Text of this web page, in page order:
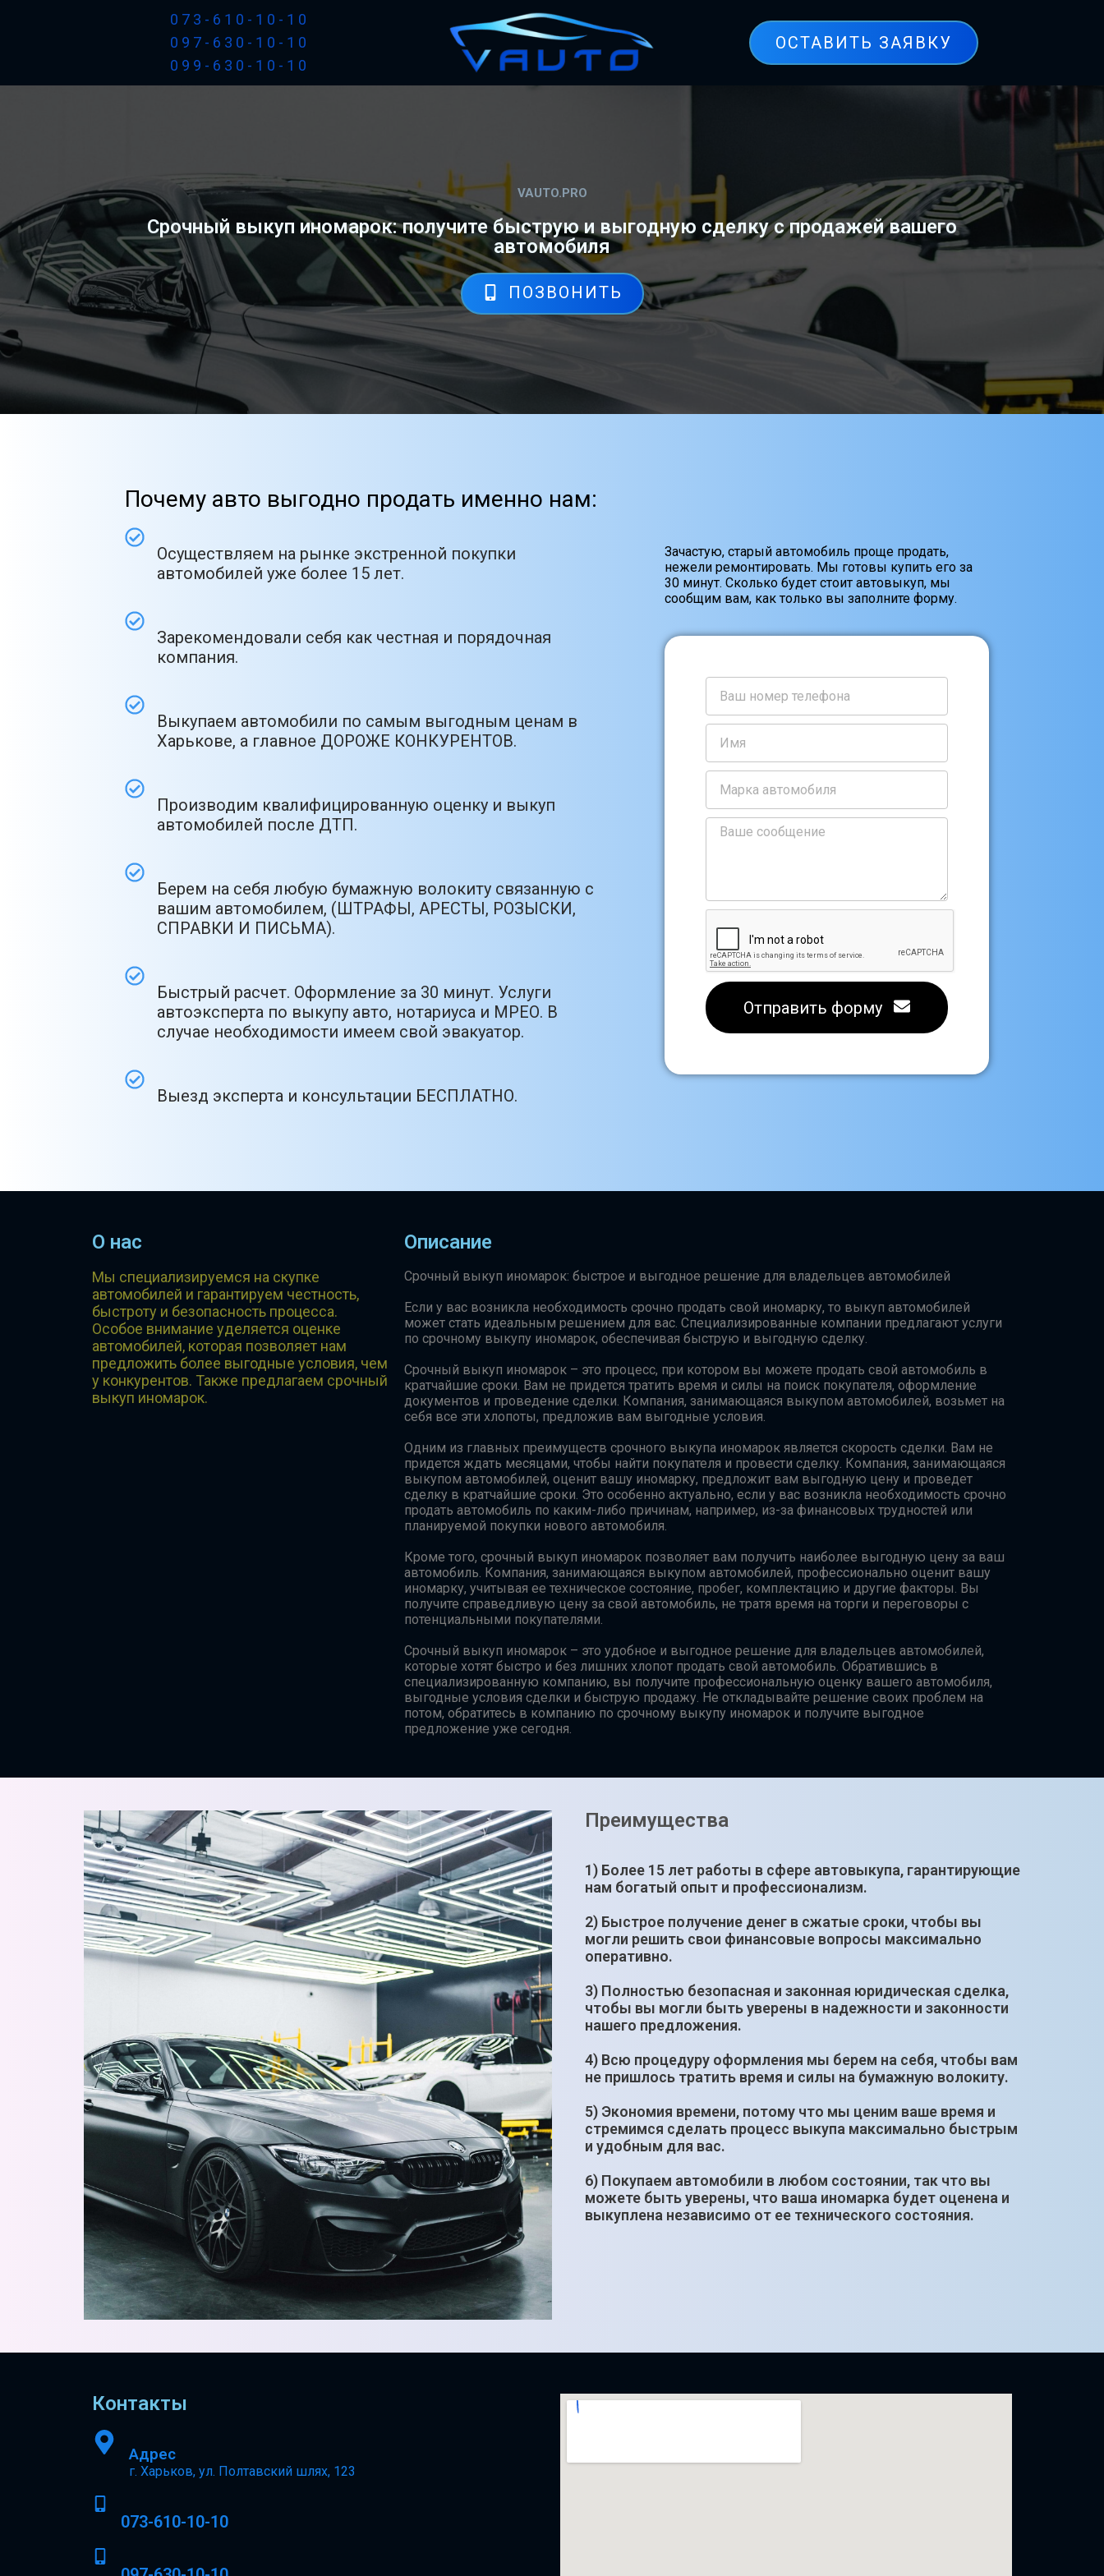
073-610-10-10
097-630-10-10
099-630-10-10
ОСТАВИТЬ ЗАЯВКУ
VAUTO.PRO
Срочный выкуп иномарок: получите быструю и выгодную сделку с продажей вашего
автомобиля
ПОЗВОНИТЬ
Почему авто выгодно продать именно нам:
Осуществляем на рынке экстренной покупки
автомобилей уже более 15 лет.
Зарекомендовали себя как честная и порядочная
компания.
Выкупаем автомобили по самым выгодным ценам в
Харькове, а главное ДОРОЖЕ КОНКУРЕНТОВ.
Производим квалифицированную оценку и выкуп
автомобилей после ДТП.
Берем на себя любую бумажную волокиту связанную с
вашим автомобилем, (ШТРАФЫ, АРЕСТЫ, РОЗЫСКИ,
СПРАВКИ И ПИСЬМА).
Быстрый расчет. Оформление за 30 минут. Услуги
автоэксперта по выкупу авто, нотариуса и МРЕО. В
случае необходимости имеем свой эвакуатор.
Выезд эксперта и консультации БЕСПЛАТНО.
Зачастую, старый автомобиль проще продать,
нежели ремонтировать. Мы готовы купить его за
30 минут. Сколько будет стоит автовыкуп, мы
сообщим вам, как только вы заполните форму.
Отправить форму
О нас
Мы специализируемся на скупке
автомобилей и гарантируем честность,
быстроту и безопасность процесса.
Особое внимание уделяется оценке
автомобилей, которая позволяет нам
предложить более выгодные условия, чем
у конкурентов. Также предлагаем срочный
выкуп иномарок.
Описание
Срочный выкуп иномарок: быстрое и выгодное решение для владельцев автомобилей
Если у вас возникла необходимость срочно продать свой иномарку, то выкуп автомобилей
может стать идеальным решением для вас. Специализированные компании предлагают услуги
по срочному выкупу иномарок, обеспечивая быструю и выгодную сделку.
Срочный выкуп иномарок – это процесс, при котором вы можете продать свой автомобиль в
кратчайшие сроки. Вам не придется тратить время и силы на поиск покупателя, оформление
документов и проведение сделки. Компания, занимающаяся выкупом автомобилей, возьмет на
себя все эти хлопоты, предложив вам выгодные условия.
Одним из главных преимуществ срочного выкупа иномарок является скорость сделки. Вам не
придется ждать месяцами, чтобы найти покупателя и провести сделку. Компания, занимающаяся
выкупом автомобилей, оценит вашу иномарку, предложит вам выгодную цену и проведет
сделку в кратчайшие сроки. Это особенно актуально, если у вас возникла необходимость срочно
продать автомобиль по каким-либо причинам, например, из-за финансовых трудностей или
планируемой покупки нового автомобиля.
Кроме того, срочный выкуп иномарок позволяет вам получить наиболее выгодную цену за ваш
автомобиль. Компания, занимающаяся выкупом автомобилей, профессионально оценит вашу
иномарку, учитывая ее техническое состояние, пробег, комплектацию и другие факторы. Вы
получите справедливую цену за свой автомобиль, не тратя время на торги и переговоры с
потенциальными покупателями.
Срочный выкуп иномарок – это удобное и выгодное решение для владельцев автомобилей,
которые хотят быстро и без лишних хлопот продать свой автомобиль. Обратившись в
специализированную компанию, вы получите профессиональную оценку вашего автомобиля,
выгодные условия сделки и быструю продажу. Не откладывайте решение своих проблем на
потом, обратитесь в компанию по срочному выкупу иномарок и получите выгодное
предложение уже сегодня.
Преимущества
1) Более 15 лет работы в сфере автовыкупа, гарантирующие
нам богатый опыт и профессионализм.
2) Быстрое получение денег в сжатые сроки, чтобы вы
могли решить свои финансовые вопросы максимально
оперативно.
3) Полностью безопасная и законная юридическая сделка,
чтобы вы могли быть уверены в надежности и законности
нашего предложения.
4) Всю процедуру оформления мы берем на себя, чтобы вам
не пришлось тратить время и силы на бумажную волокиту.
5) Экономия времени, потому что мы ценим ваше время и
стремимся сделать процесс выкупа максимально быстрым
и удобным для вас.
6) Покупаем автомобили в любом состоянии, так что вы
можете быть уверены, что ваша иномарка будет оценена и
выкуплена независимо от ее технического состояния.
Контакты
Адрес
г. Харьков, ул. Полтавский шлях, 123
073-610-10-10